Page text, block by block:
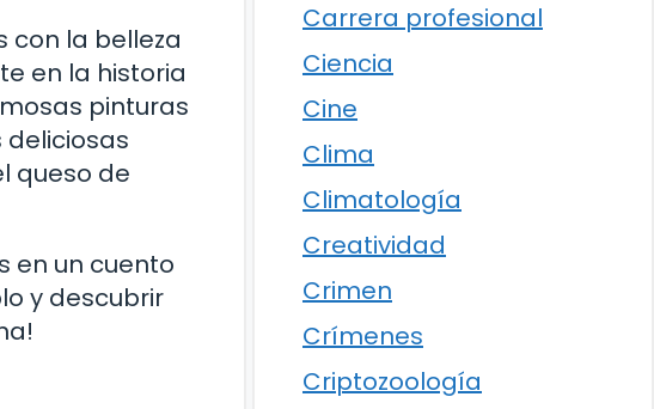
con la belleza
en la historia
pinturas
queso de
en un cuento
y descubrir
Carrera profesional
Ciencia
Cine
Clima
Climatología
Creatividad
Crimen
Crímenes
Criptozoología